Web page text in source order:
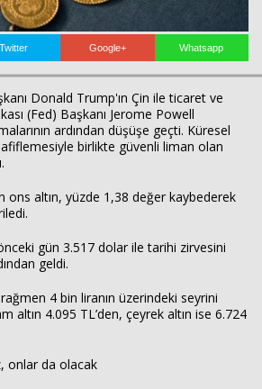
Twitter Google+ Whatsapp
Donald Trump'ın Çin ile ticaret ve
(Fed) Başkanı Jerome Powell
ardından düşüşe geçti. Küresel
birlikte güvenli liman olan
ons altın, yüzde 1,38 değer kaybederek
gün 3.517 dolar ile tarihi zirvesini
geldi.
4 bin liranın üzerindeki seyrini
altın 4.095 TL’den, çeyrek altın ise 6.724
onlar da olacak
Haberin Doğru Adresi.